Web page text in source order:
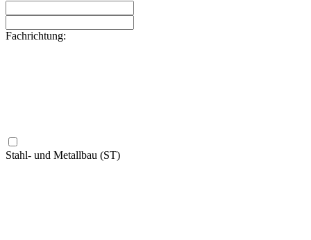
Fachrichtung:
Stahl- und Metallbau (ST)